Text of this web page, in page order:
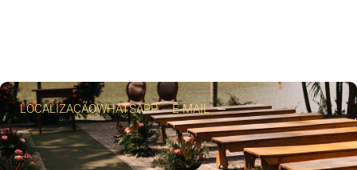
LOCALIZAÇÃOWHATSAPP E-MAIL